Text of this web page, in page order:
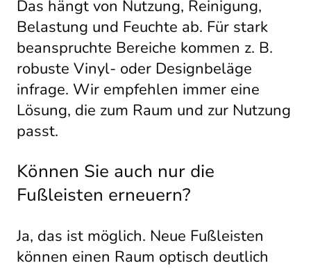
Das hängt von Nutzung, Reinigung,
Belastung und Feuchte ab. Für stark
beanspruchte Bereiche kommen z. B.
robuste Vinyl- oder Designbeläge
infrage. Wir empfehlen immer eine
Lösung, die zum Raum und zur Nutzung
passt.
Können Sie auch nur die
Fußleisten erneuern?
Ja, das ist möglich. Neue Fußleisten
können einen Raum optisch deutlich